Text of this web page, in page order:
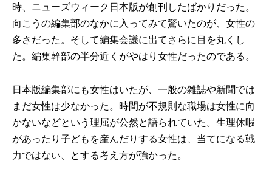
時、ニューズウィーク日本版が創刊したばかりだった。
向こうの編集部のなかに入ってみて驚いたのが、女性の
多さだった。そして編集会議に出てさらに目を丸くし
た。編集幹部の半分近くがやはり女性だったのである。
日本版編集部にも女性はいたが、一般の雑誌や新聞では
まだ女性は少なかった。時間が不規則な職場は女性に向
かないなどという理屈が公然と語られていた。生理休暇
があったり子どもを産んだりする女性は、当てになる戦
力ではない、とする考え方が強かった。